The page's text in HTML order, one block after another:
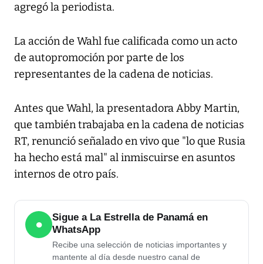
agregó la periodista.
La acción de Wahl fue calificada como un acto
de autopromoción por parte de los
representantes de la cadena de noticias.
Antes que Wahl, la presentadora Abby Martin,
que también trabajaba en la cadena de noticias
RT, renunció señalado en vivo que "lo que Rusia
ha hecho está mal" al inmiscuirse en asuntos
internos de otro país.
●
Sigue a La Estrella de Panamá en
WhatsApp
Recibe una selección de noticias importantes y
mantente al día desde nuestro canal de